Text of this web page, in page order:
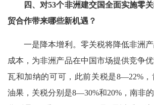
四、对53个非洲建交国全面实施零
贸合作带来哪些新机遇？
一是降本增利。零关税将降低非洲产
成本，为非洲产品在中国市场提供竞争
瓦和加纳的可可，此前关税是8—22%
油果，关税分别是8—30%和20%，南非